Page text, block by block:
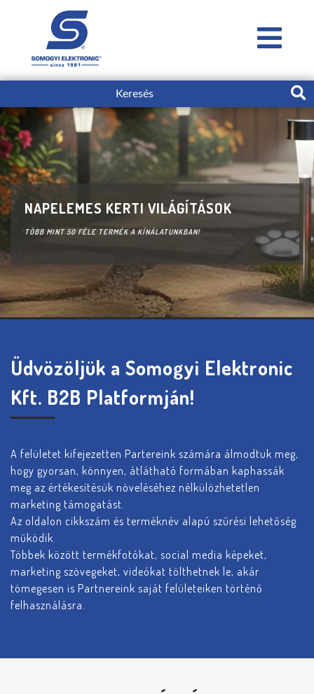
MÁR ELÉRHETŐEK KÍNÁLATUNKBAN A
MIDEA HÁZTARTÁSI KISGÉPEK!
HŰTÉSTECHNIKAI TERMÉKEK SZÉLES
VÁLASZTÉKA
NAPELEMES KERTI VILÁGÍTÁSOK
TÖBB MINT 50 FÉLE TERMÉK A KÍNÁLATUNKBAN!
MÁR ELÉRHETŐEK KÍNÁLATUNKBAN A
MIDEA HÁZTARTÁSI KISGÉPEK!
HŰTÉSTECHNIKAI TERMÉKEK SZÉLES
VÁLASZTÉKA
Üdvözöljük a Somogyi Elektronic
Kft. B2B Platformján!
A felületet kifejezetten Partereink számára álmodtuk meg,
hogy gyorsan, könnyen, átlátható formában kaphassák
meg az értékesítésük növeléséhez nélkülözhetetlen
marketing támogatást.
Az oldalon cikkszám és terméknév alapú szűrési lehetőség
működik.
Többek között termékfotókat, social media képeket,
marketing szövegeket, videókat tölthetnek le, akár
tömegesen is Partnereink saját felületeiken történő
felhasználásra.